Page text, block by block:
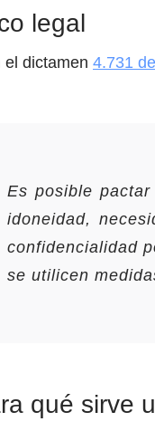
legal
el dictamen 4.731
Es posible
idoneidad,
confidencialidad
se utilicen
qué sirve